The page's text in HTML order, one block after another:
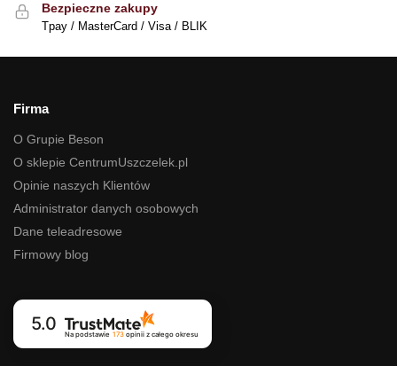
Bezpieczne zakupy
Tpay / MasterCard / Visa / BLIK
Firma
O Grupie Beson
O sklepie CentrumUszczelek.pl
Opinie naszych Klientów
Administrator danych osobowych
Dane teleadresowe
Firmowy blog
5.0
Na podstawie 173opinii z całego okresu